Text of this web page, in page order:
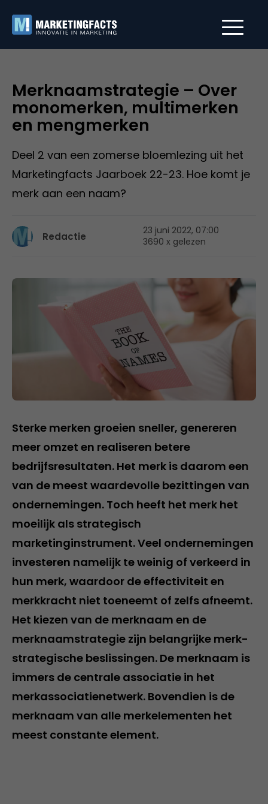
Merknaamstrategie – Over
monomerken, multimerken
en mengmerken
Deel 2 van een zomerse bloemlezing uit het
Marketingfacts Jaarboek 22-23. Hoe komt je
merk aan een naam?
Redactie
23 juni 2022, 07:00
3690 x gelezen
Sterke merken groeien sneller, genereren
meer omzet en realiseren betere
bedrijfsresultaten. Het merk is daarom een
van de meest waardevolle bezittingen van
ondernemingen. Toch heeft het merk het
moeilijk als strategisch
marketinginstrument. Veel ondernemingen
investeren namelijk te weinig of verkeerd in
hun merk, waardoor de effectiviteit en
merkkracht niet toeneemt of zelfs afneemt.
Het kiezen van de merknaam en de
merknaamstrategie zijn belangrijke merk-
strategische beslissingen. De merknaam is
immers de centrale associatie in het
merkassociatienetwerk. Bovendien is de
merknaam van alle merkelementen het
meest constante element.